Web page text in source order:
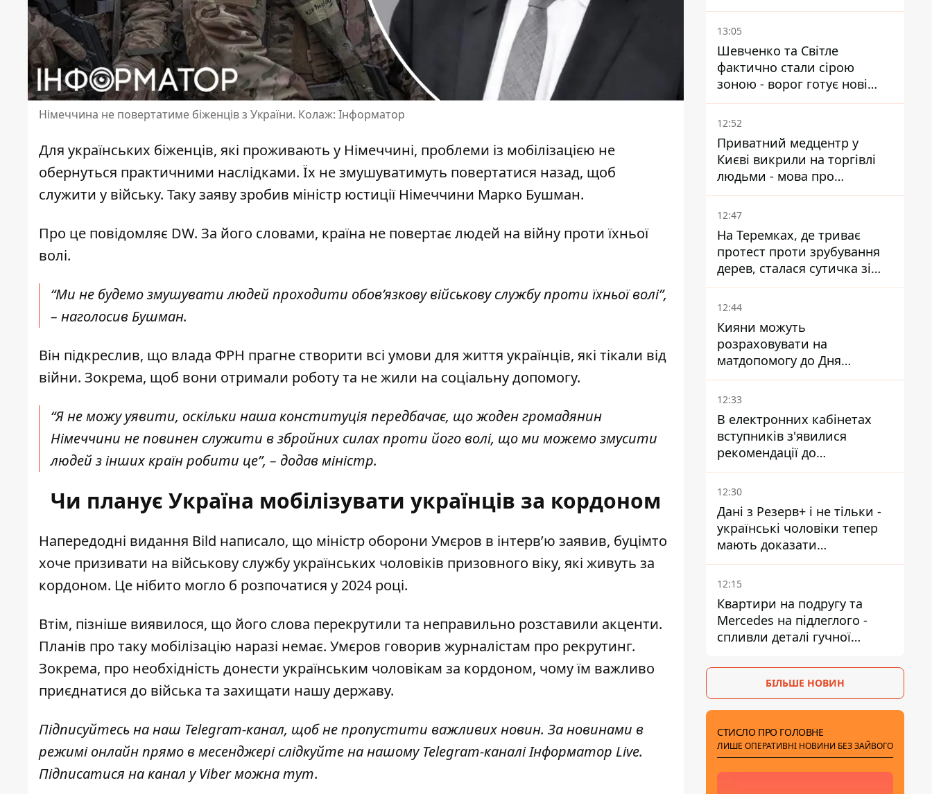
Німеччина не повертатиме біженців з України. Колаж: Інформатор
Для українських біженців, які проживають у Німеччині, проблеми із мобілізацією не
обернуться практичними наслідками. Їх не змушуватимуть повертатися назад, щоб
служити у війську. Таку заяву зробив міністр юстиції Німеччини Марко Бушман.
Про це повідомляє DW. За його словами, країна не повертає людей на війну проти їхньої
волі.
“Ми не будемо змушувати людей проходити обов’язкову військову службу проти їхньої волі”,
– наголосив Бушман.
Він підкреслив, що влада ФРН прагне створити всі умови для життя українців, які тікали від
війни. Зокрема, щоб вони отримали роботу та не жили на соціальну допомогу.
“Я не можу уявити, оскільки наша конституція передбачає, що жоден громадянин
Німеччини не повинен служити в збройних силах проти його волі, що ми можемо змусити
людей з інших країн робити це”, – додав міністр.
Чи планує Україна мобілізувати українців за кордоном
Напередодні видання Bild написало, що міністр оборони Умєров в інтерв’ю заявив, буцімто
хоче призивати на військову службуукраїнських чоловіків призовного віку, які живуть за
кордоном. Це нібито могло б розпочатися у 2024 році.
Втім, пізніше виявилося, що його слова перекрутили та неправильно розставили акценти.
Планів про таку мобілізацію наразі немає. Умєров говорив журналістам про рекрутинг.
Зокрема, про необхідність донести українським чоловікам за кордоном, чому їм важливо
приєднатися до війська та захищати нашу державу.
Підписуйтесь на наш Telegram-канал, щоб не пропустити важливих новин. За новинами в
режимі онлайн прямо в месенджері слідкуйте на нашому Telegram-каналіІнформатор Live.
Підписатися на канал у Viber можнатут.
13:05
Шевченко та Світле
фактично стали сірою
зоною - ворог готує нові
атаки на Добропільському
напрямку
12:52
Приватний медцентр у
Києві викрили на торгівлі
людьми - мова про
сурогатне материнство
12:47
На Теремках, де триває
протест проти зрубування
дерев, сталася сутичка зі
спецназом поліції
12:44
Кияни можуть
розраховувати на
матдопомогу до Дня
незалежності - кому її
дадуть
12:33
В електронних кабінетах
вступників з'явилися
рекомендації до
зарахування на бакалаврат і
в магістратуру - що треба
встигнути до 11 серпня
12:30
Дані з Резерв+ і не тільки -
українські чоловіки тепер
мають доказати
непридатність до служби,
щоб отримати тимчасовий
12:15
Квартири на подругу та
Mercedes на підлеглого -
спливли деталі гучної
Стефанішиної
БІЛЬШЕ НОВИН
СТИСЛО ПРО ГОЛОВНЕ
ЛИШЕ ОПЕРАТИВНІ НОВИНИ БЕЗ ЗАЙВОГО